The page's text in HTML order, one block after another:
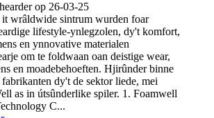
op 26-03-25
it wrâldwide sintrum wurden foar
lifestyle-ynlegzolen, dy't komfort,
en ynnovative materialen
om te foldwaan oan deistige wear,
en moadebehoeften. Hjirûnder binne
dy't de sektor liede, mei
as in útsûnderlike spiler. 1. Foamwell
C...